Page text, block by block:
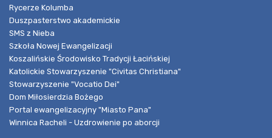
Rycerze Kolumba
Duszpasterstwo akademickie
SMS z Nieba
Szkoła Nowej Ewangelizacji
Koszalińskie Środowisko Tradycji Łacińskiej
Katolickie Stowarzyszenie "Civitas Christiana"
Stowarzyszenie "Vocatio Dei"
Dom Miłosierdzia Bożego
Portal ewangelizacyjny "Miasto Pana"
Winnica Racheli - Uzdrowienie po aborcji